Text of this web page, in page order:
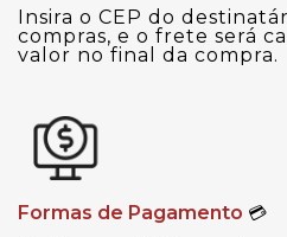
Insira o CEP do
compras, e o frete será
valor no final da compra.
Formas de Pagamento 💳